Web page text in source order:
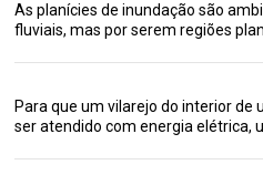
As planícies de inundação são
fluviais, mas por serem regiões
Para que um vilarejo do interior de
ser atendido com energia elétrica,